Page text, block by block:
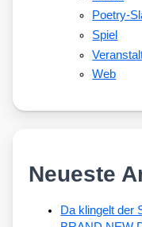
Poetry-
Spiel
Web
Neueste
Da klingelt der